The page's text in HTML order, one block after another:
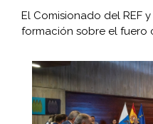
El Comisionado del REF
formación sobre el fuero